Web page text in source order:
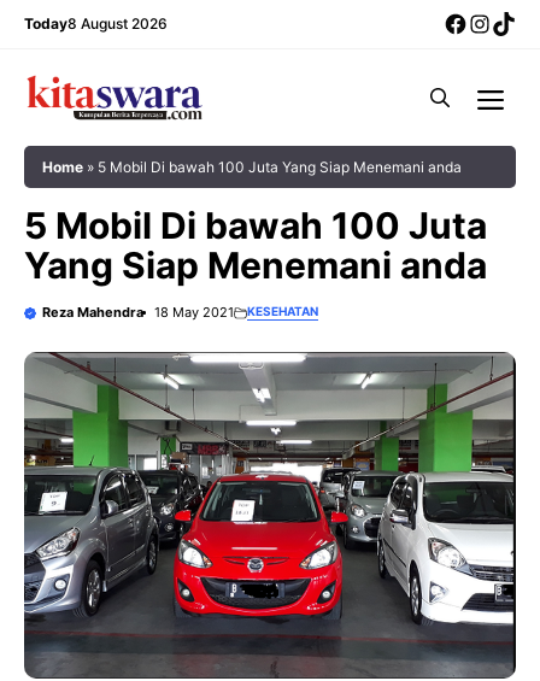
Skip
content
Today8 August 2026
Home » 5 Mobil Di bawah 100 Juta Yang Siap Menemani anda
5 Mobil Di bawah 100 Juta
Yang Siap Menemani anda
Reza Mahendra 18 May 2021 KESEHATAN